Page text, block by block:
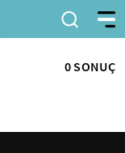
0 SONUÇ